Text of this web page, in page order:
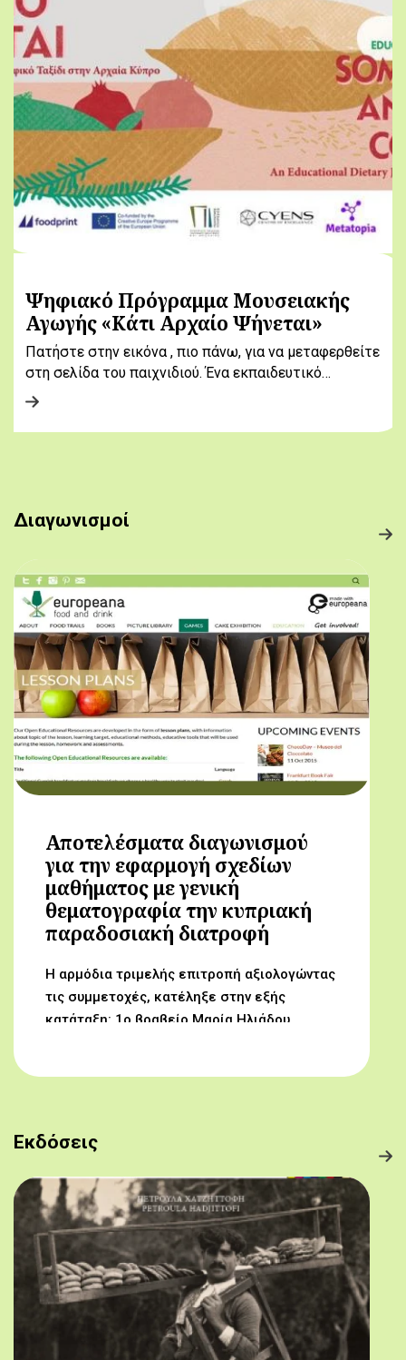
Ψηφιακό Πρόγραμμα Μουσειακής
Αγωγής «Κάτι Αρχαίο Ψήνεται»
Πατήστε στην εικόνα , πιο πάνω, για να μεταφερθείτε
στη σελίδα του παιχνιδιού. Ένα εκπαιδευτικό…
Διαγωνισμοί
Αποτελέσματα διαγωνισμού
για την εφαρμογή σχεδίων
μαθήματος με γενική
θεματογραφία την κυπριακή
παραδοσιακή διατροφή
Η αρμόδια τριμελής επιτροπή αξιολογώντας
τις συμμετοχές, κατέληξε στην εξής
κατάταξη: 1ο βραβείο Μαρία Ηλιάδου,
Μαργαρίτα Αντωνίου, Δημοτικό Σχολείο
Βορόκληνης (Το κυπριακό παραδοσιακό
πρόγευμα)
Εκδόσεις